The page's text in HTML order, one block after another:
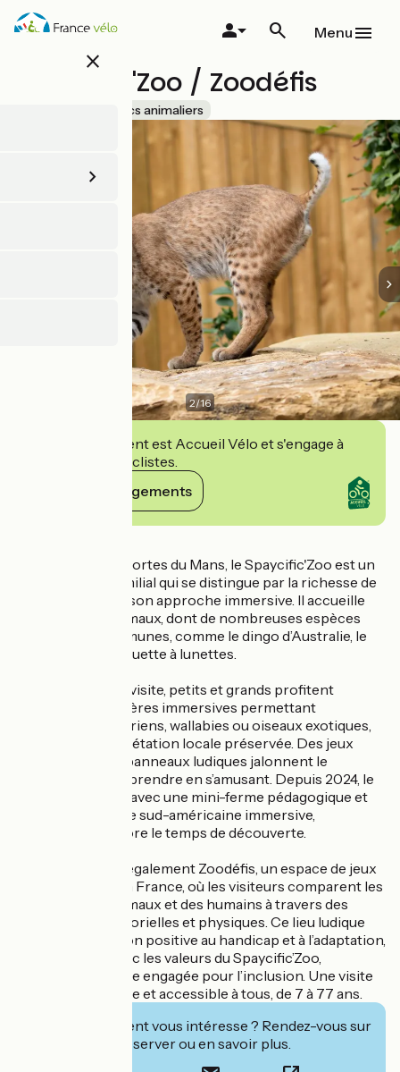
Aller
au
close
Menu
Spaycific'Zoo / Zoodéfis
Parcs animaliers
2/16
Cet établissement est Accueil Vélo et s'engage à
accueillir des cyclistes.
Voir ses engagements
Situé à Spay, aux portes du Mans, le Spaycific'Zoo est un
parc animalier familial qui se distingue par la richesse de
sa biodiversité et son approche immersive. Il accueille
près de 1 000 animaux, dont de nombreuses espèces
rares et peu communes, comme le dingo d’Australie, le
kinkajou ou la chouette à lunettes.
Tout au long de la visite, petits et grands profitent
d’enclos et de volières immersives permettant
d’approcher lémuriens, wallabies ou oiseaux exotiques,
au cœur d’une végétation locale préservée. Des jeux
pédagogiques et panneaux ludiques jalonnent le
parcours pour apprendre en s’amusant. Depuis 2024, le
parc s’est agrandi avec une mini-ferme pédagogique et
une grande volière sud-américaine immersive,
prolongeant encore le temps de découverte.
Le parc propose également Zoodéfis, un espace de jeux
couvert unique en France, où les visiteurs comparent les
capacités des animaux et des humains à travers des
expériences sensorielles et physiques. Ce lieu ludique
sensibilise de façon positive au handicap et à l’adaptation,
en cohérence avec les valeurs du Spaycific’Zoo,
entreprise adaptée engagée pour l’inclusion. Une visite
originale, éducative et accessible à tous, de 7 à 77 ans.
Cet établissement vous intéresse ? Rendez-vous sur
leur site pour réserver ou en savoir plus.